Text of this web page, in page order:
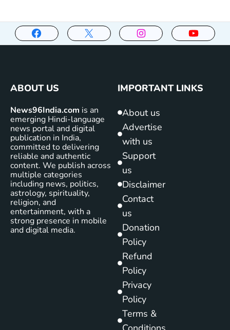
ABOUT US
News96India.com is an
emerging Hindi-language
news portal and digital
publication in India,
committed to delivering
reliable and authentic
content. We publish across
multiple categories
including news, politics,
astrology, spirituality,
religion, and
entertainment, with a
strong presence in mobile
and digital media.
IMPORTANT LINKS
About us
Advertise
with us
Support
us
Disclaimer
Contact
us
Donation
Policy
Refund
Policy
Privacy
Policy
Terms &